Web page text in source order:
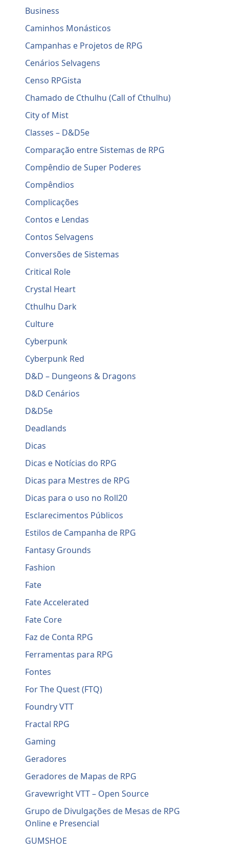
Business
Caminhos Monásticos
Campanhas e Projetos de RPG
Cenários Selvagens
Censo RPGista
Chamado de Cthulhu (Call of Cthulhu)
City of Mist
Classes – D&D5e
Comparação entre Sistemas de RPG
Compêndio de Super Poderes
Compêndios
Complicações
Contos e Lendas
Contos Selvagens
Conversões de Sistemas
Critical Role
Crystal Heart
Cthulhu Dark
Culture
Cyberpunk
Cyberpunk Red
D&D – Dungeons & Dragons
D&D Cenários
D&D5e
Deadlands
Dicas
Dicas e Notícias do RPG
Dicas para Mestres de RPG
Dicas para o uso no Roll20
Esclarecimentos Públicos
Estilos de Campanha de RPG
Fantasy Grounds
Fashion
Fate
Fate Accelerated
Fate Core
Faz de Conta RPG
Ferramentas para RPG
Fontes
For The Quest (FTQ)
Foundry VTT
Fractal RPG
Gaming
Geradores
Geradores de Mapas de RPG
Gravewright VTT – Open Source
Grupo de Divulgações de Mesas de RPG
Online e Presencial
GUMSHOE